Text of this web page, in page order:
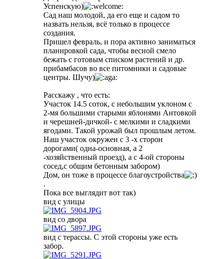
Успенскую)
Сад наш молодой, да его еще и садом то
назвать нельзя, всё только в процессе
создания.
Пришел февраль, и пора активно заниматься
планировкой сада, чтобы весной смело
бежать с готовым списком растений и др.
прибамбасов во все питомники и садовые
центры. Шучу)
Расскажу , что есть:
Участок 14.5 соток, с небольшим уклоном с
2-мя большими старыми яблонями Антовкой
и черешней-дичкой- с мелкими и сладкими
ягодами. Такой урожай был прошлым летом.
Наш участок окружен с 3 -х сторон
дорогами( одна-основная, а 2
-хозяйственный проезд), а с 4-ой стороны
сосед,с общим бетонным забором)
Дом, он тоже в процессе благоустройства
.
Пока все выглядит вот так)
вид с улицы
вид со двора
вид с терассы. С этой стороны уже есть
забор.